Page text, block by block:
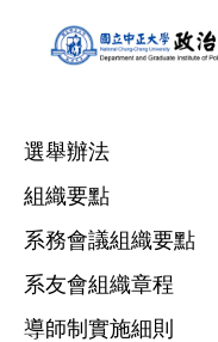
內
容
選舉辦法
組織要點
系務會議組織要點
系友會組織章程
導師制實施細則